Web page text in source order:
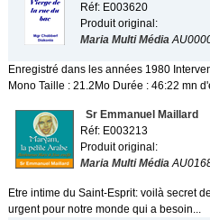
Réf: E003620
Produit original:
Maria Multi Média
Enregistré dans les années 1980
Mono Taille : 21.2Mo Durée : 46:22 mn
Sr Emmanuel Maillard
Réf: E003213
Produit original:
Maria Multi Média
Etre intime du Saint-Esprit: voilà secret
urgent pour notre monde qui a besoin...